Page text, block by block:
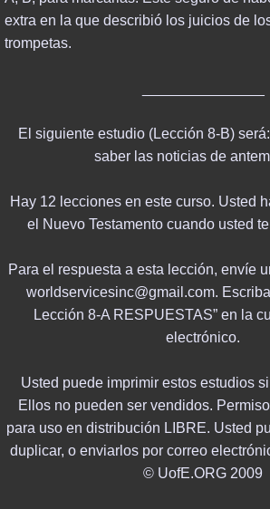
extra en la que describió los juicios de
trompetas.
El siguiente estudio (Lección 8-B)
saber las noticias de
Hay 12 lecciones en este curso. Usted
el Nuevo Testamento cuando usted
Para el respuesta a esta lección, envíe
worldservicesinc@gmail.com.
Lección 8-A RESPUESTAS” en la
electrónico.
Usted puede imprimir estos estudios
Ellos no pueden ser vendidos.
para uso en distribución LIBRE. Usted
duplicar, o enviarlos por correo
© UofE.ORG 2009